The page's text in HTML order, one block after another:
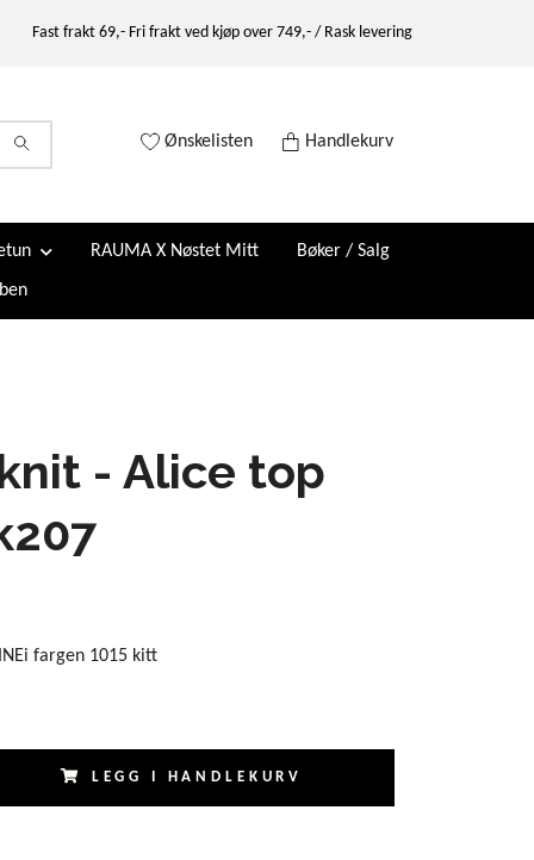
Fast frakt 69,- Fri frakt ved kjøp over 749,- / Rask levering
Ønskelisten Handlekurv
RAUMA X Nøstet Mitt Bøker / Salg
- Alice top
fargen 1015 kitt
LEGG I HANDLEKURV